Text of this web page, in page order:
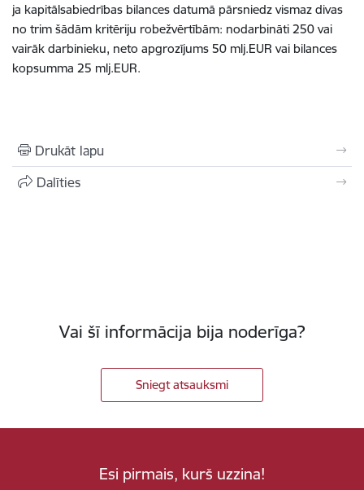
ja kapitālsabiedrības bilances datumā pārsniedz vismaz divas
no trim šādām kritēriju robežvērtībām: nodarbināti 250 vai
vairāk darbinieku, neto apgrozījums 50 mlj.EUR vai bilances
kopsumma 25 mlj.EUR.
Drukāt lapu
Dalīties
Vai šī informācija bija noderīga?
Sniegt atsauksmi
Esi pirmais, kurš uzzina!